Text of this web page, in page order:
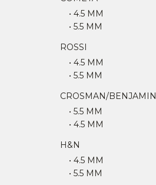
• 4.5 MM
• 5.5 MM
ROSSI
• 4.5 MM
• 5.5 MM
CROSMAN/BENJAMIN
• 5.5 MM
• 4.5 MM
H&N
• 4.5 MM
• 5.5 MM